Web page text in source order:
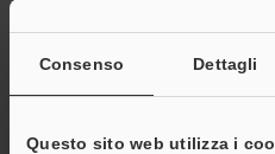
Consenso Dettagli
Questo sito web utilizza i